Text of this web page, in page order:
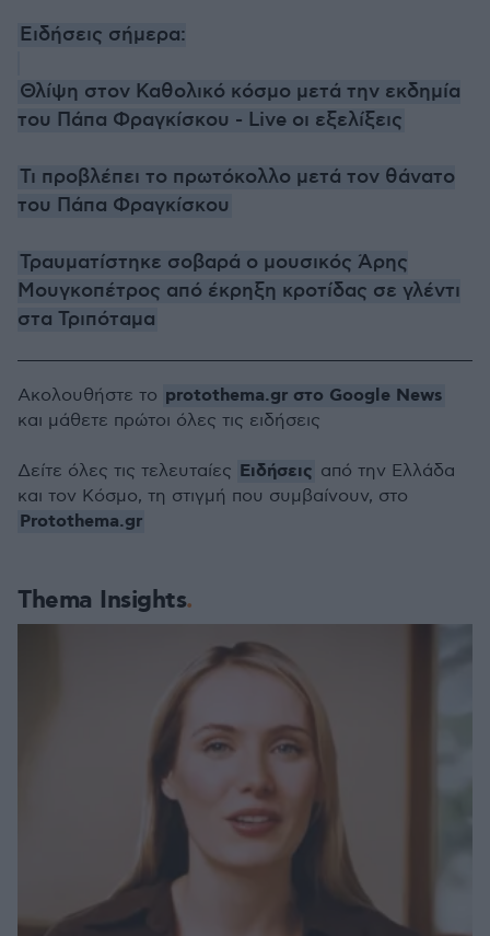
Ειδήσεις σήμερα:
Θλίψη στον Καθολικό κόσμο μετά την εκδημία
του Πάπα Φραγκίσκου - Live οι εξελίξεις
Τι προβλέπει το πρωτόκολλο μετά τον θάνατο
του Πάπα Φραγκίσκου
Τραυματίστηκε σοβαρά ο μουσικός Άρης
Μουγκοπέτρος από έκρηξη κροτίδας σε γλέντι
στα Τριπόταμα
Thema Insights
Ακολουθήστε το protothema.gr στο Google News
και μάθετε πρώτοι όλες τις ειδήσεις
Δείτε όλες τις τελευταίες Ειδήσεις από την Ελλάδα
και τον Κόσμο, τη στιγμή που συμβαίνουν, στο
Protothema.gr